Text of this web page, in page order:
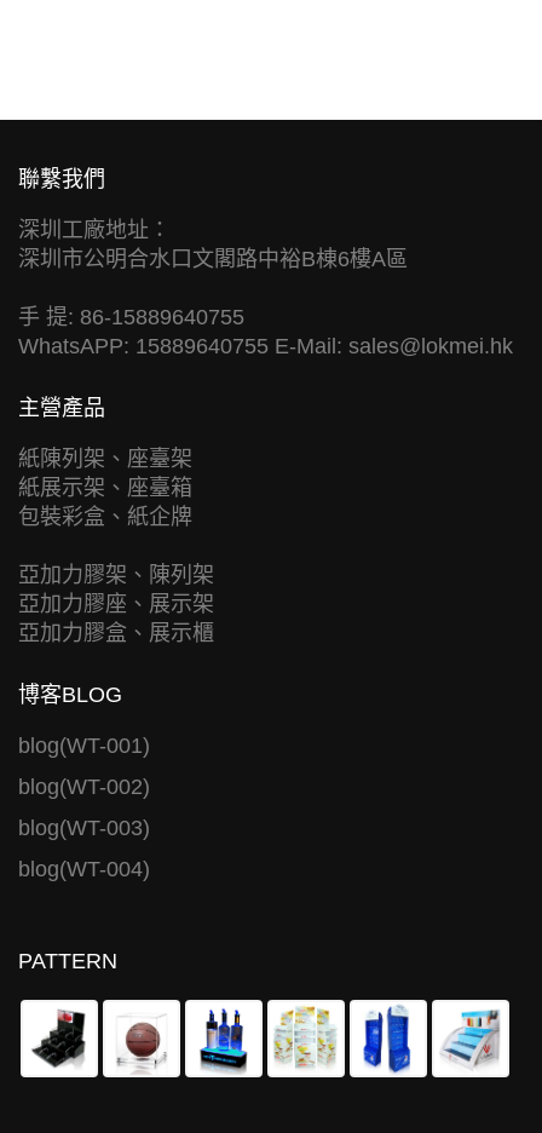
聯繫我們
深圳工廠地址：
深圳市公明合水口文閣路中裕B棟6樓A區
手 提: 86-15889640755
WhatsAPP: 15889640755 E-Mail: sales@lokmei.hk
主營產品
紙陳列架、座臺架
紙展示架、座臺箱
包裝彩盒、紙企牌
亞加力膠架、陳列架
亞加力膠座、展示架
亞加力膠盒、展示櫃
博客BLOG
blog(WT-001)
blog(WT-002)
blog(WT-003)
blog(WT-004)
PATTERN